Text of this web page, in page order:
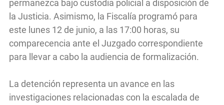
permanezca bajo custodia policial a disposición de
la Justicia. Asimismo, la Fiscalía programó para
este lunes 12 de junio, a las 17:00 horas, su
comparecencia ante el Juzgado correspondiente
para llevar a cabo la audiencia de formalización.
La detención representa un avance en las
investigaciones relacionadas con la escalada de